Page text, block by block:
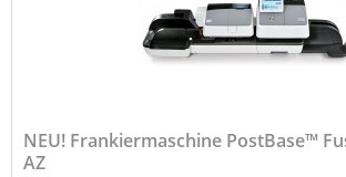
NEU! Frankiermaschine PostBase™
AZ